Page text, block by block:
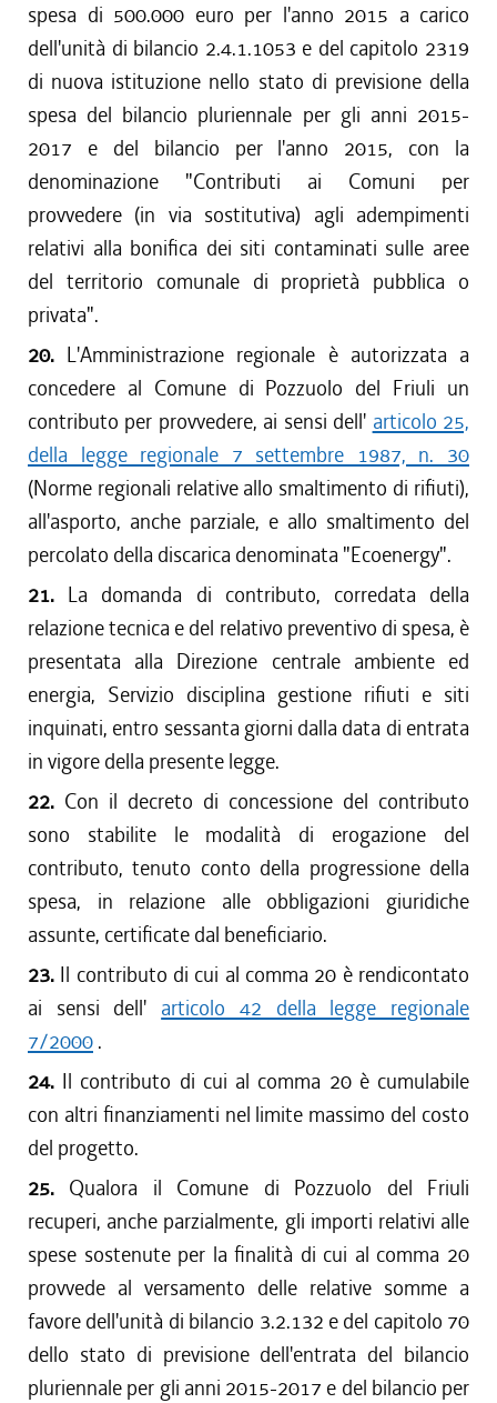
spesa di 500.000 euro per l'anno 2015 a carico
dell'unità di bilancio 2.4.1.1053 e del capitolo 2319
di nuova istituzione nello stato di previsione della
spesa del bilancio pluriennale per gli anni 2015-
2017 e del bilancio per l'anno 2015, con la
denominazione "Contributi ai Comuni per
provvedere (in via sostitutiva) agli adempimenti
relativi alla bonifica dei siti contaminati sulle aree
del territorio comunale di proprietà pubblica o
privata".
20. L'Amministrazione regionale è autorizzata a
concedere al Comune di Pozzuolo del Friuli un
contributo per provvedere, ai sensi dell' articolo 25,
della legge regionale 7 settembre 1987, n. 30
(Norme regionali relative allo smaltimento di rifiuti),
all'asporto, anche parziale, e allo smaltimento del
percolato della discarica denominata "Ecoenergy".
21. La domanda di contributo, corredata della
relazione tecnica e del relativo preventivo di spesa, è
presentata alla Direzione centrale ambiente ed
energia, Servizio disciplina gestione rifiuti e siti
inquinati, entro sessanta giorni dalla data di entrata
in vigore della presente legge.
22. Con il decreto di concessione del contributo
sono stabilite le modalità di erogazione del
contributo, tenuto conto della progressione della
spesa, in relazione alle obbligazioni giuridiche
assunte, certificate dal beneficiario.
23. Il contributo di cui al comma 20 è rendicontato
ai sensi dell' articolo 42 della legge regionale
7/2000 .
24. Il contributo di cui al comma 20 è cumulabile
con altri finanziamenti nel limite massimo del costo
del progetto.
25. Qualora il Comune di Pozzuolo del Friuli
recuperi, anche parzialmente, gli importi relativi alle
spese sostenute per la finalità di cui al comma 20
provvede al versamento delle relative somme a
favore dell'unità di bilancio 3.2.132 e del capitolo 70
dello stato di previsione dell'entrata del bilancio
pluriennale per gli anni 2015-2017 e del bilancio per